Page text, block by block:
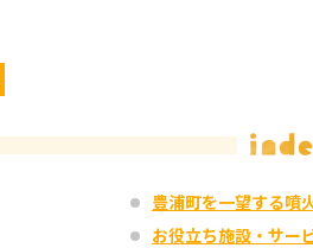
豊浦町を一望する噴
お役立ち施設・サー